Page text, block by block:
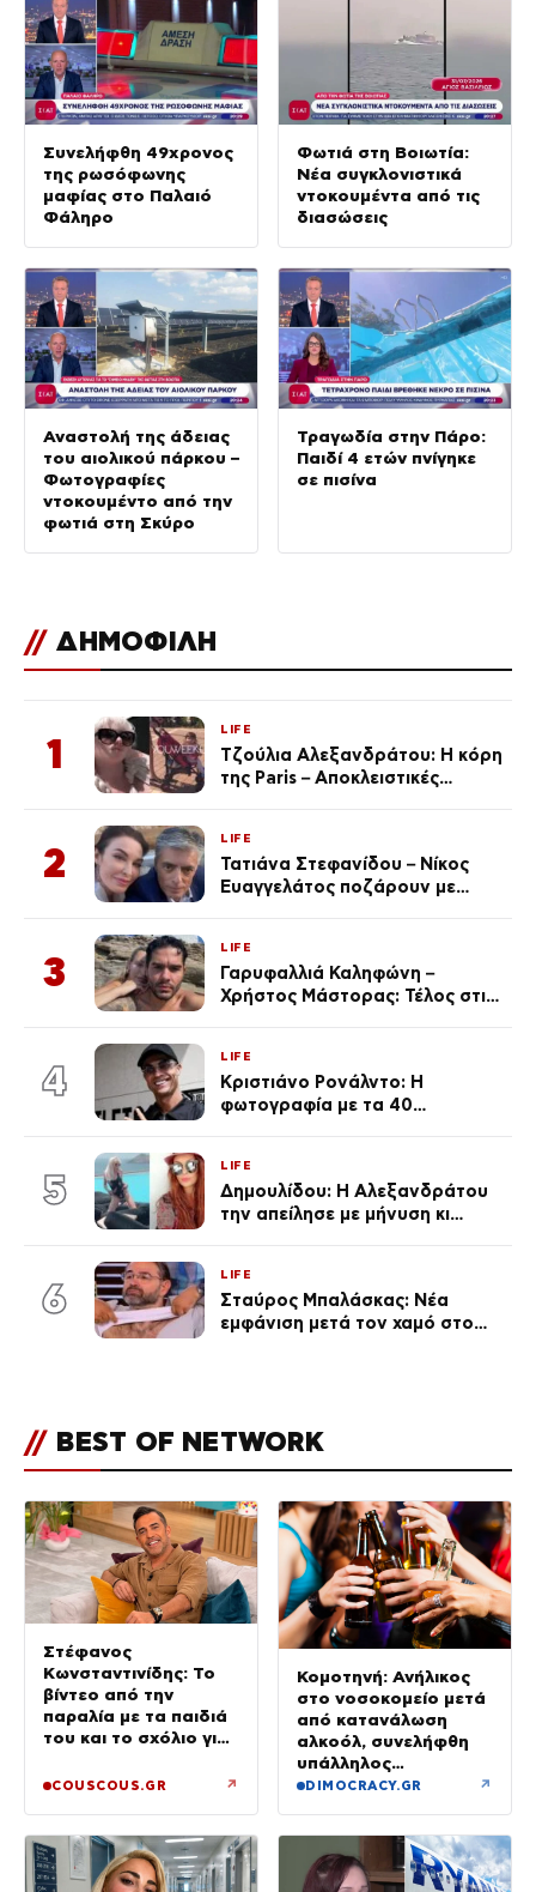
Συνελήφθη 49χρονος
της ρωσόφωνης
μαφίας στο Παλαιό
Φάληρο
Φωτιά στη Βοιωτία:
Νέα συγκλονιστικά
ντοκουμέντα από τις
διασώσεις
Αναστολή της άδειας
του αιολικού πάρκου –
Φωτογραφίες
ντοκουμέντο από την
φωτιά στη Σκύρο
Τραγωδία στην Πάρο:
Παιδί 4 ετών πνίγηκε
σε πισίνα
// ΔΗΜΟΦΙΛΗ
1
LIFE
Τζούλια Αλεξανδράτου: Η κόρη
της Paris – Αποκλειστικές
2
LIFE
Τατιάνα Στεφανίδου – Νίκος
Ευαγγελάτος ποζάρουν με
3
LIFE
Γαρυφαλλιά Καληφώνη –
Χρήστος Μάστορας: Τέλος στις
4
LIFE
Κριστιάνο Ρονάλντο: Η
φωτογραφία με τα 40
εκ. likes
5
LIFE
Δημουλίδου: Η Αλεξανδράτου
την απείλησε με μήνυση κι
ποια είσαι σοκαρίστικα»
6
LIFE
Σταύρος Μπαλάσκας: Νέα
εμφάνιση μετά τον χαμό στο
// BEST OF NETWORK
Στέφανος
Κωνσταντινίδης: Το
βίντεο από την
παραλία με τα παιδιά
του και το σχόλιο για
COUSCOUS.GR ↗
Κομοτηνή: Ανήλικος
στο νοσοκομείο μετά
από κατανάλωση
αλκοόλ, συνελήφθη
υπάλληλος
καταστήματος
DIMOCRACY.GR ↗